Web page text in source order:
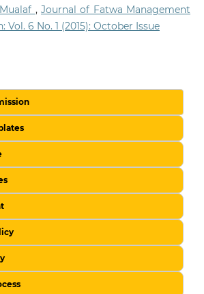
, Journal of Fatwa Management
Vol. 6 No. 1 (2015): October Issue